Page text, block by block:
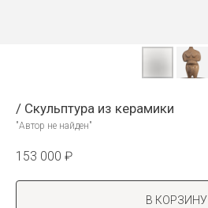
/ Скульптура из керамики
"Автор не найден"
153 000 ₽
В КОРЗИНУ